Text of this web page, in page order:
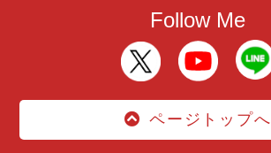
Follow Me
ページトップへ